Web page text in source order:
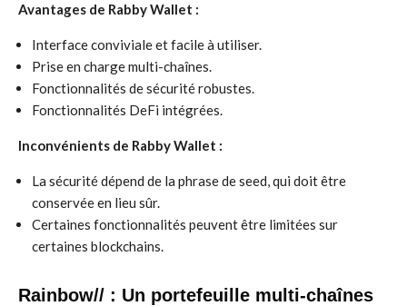
Avantages de Rabby Wallet :
Interface conviviale et facile à utiliser.
Prise en charge multi-chaînes.
Fonctionnalités de sécurité robustes.
Fonctionnalités DeFi intégrées.
Inconvénients de Rabby Wallet :
La sécurité dépend de la phrase de seed, qui doit être
conservée en lieu sûr.
Certaines fonctionnalités peuvent être limitées sur
certaines blockchains.
Rainbow// : Un portefeuille multi-chaînes